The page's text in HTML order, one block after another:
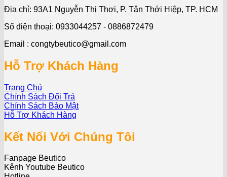
Địa chỉ: 93A1 Nguyễn Thị Thơi, P. Tân Thới Hiệp, TP. HCM
Số điện thoại: 0933044257 - 0886872479
Email : congtybeutico@gmail.com
Hỗ Trợ Khách Hàng
Trang Chủ
Chính Sách Đổi Trả
Chính Sách Bảo Mật
Hỗ Trợ Khách Hàng
Kết Nối Với Chúng Tôi
Fanpage Beutico
Kênh Youtube Beutico